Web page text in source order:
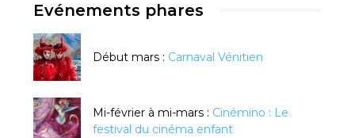
Evénements phares
Début mars : Carnaval Vénitien
Mi-février à mi-mars : Cinémino : Le
festival du cinéma enfant